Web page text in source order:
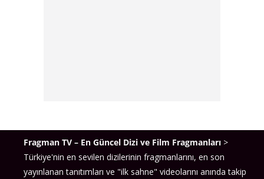
Fragman TV – En Güncel Dizi ve Film Fragmanları >
Türkiye'nin en sevilen dizilerinin fragmanlarını, en son
yayınlanan tanıtımları ve "ilk sahne" videolarını anında takip